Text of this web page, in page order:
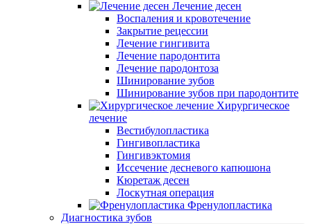
Лечение десен
Воспаления и кровотечение
Закрытие рецессии
Лечение гингивита
Лечение пародонтита
Лечение пародонтоза
Шинирование зубов
Шинирование зубов при пародонтите
Хирургическое
лечение
Вестибулопластика
Гингивопластика
Гингивэктомия
Иссечение десневого капюшона
Кюретаж десен
Лоскутная операция
Френулопластика
Диагностика зубов